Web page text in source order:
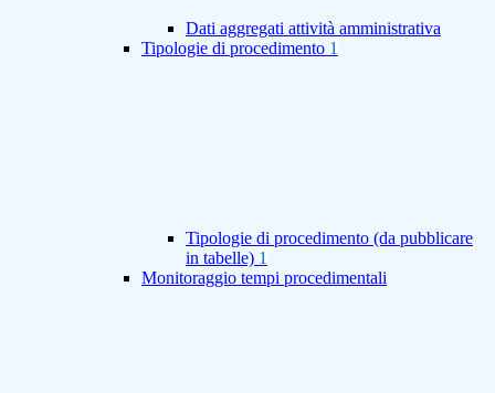
Dati aggregati attività amministrativa
Tipologie di procedimento 1
Tipologie di procedimento (da pubblicare
in tabelle) 1
Monitoraggio tempi procedimentali